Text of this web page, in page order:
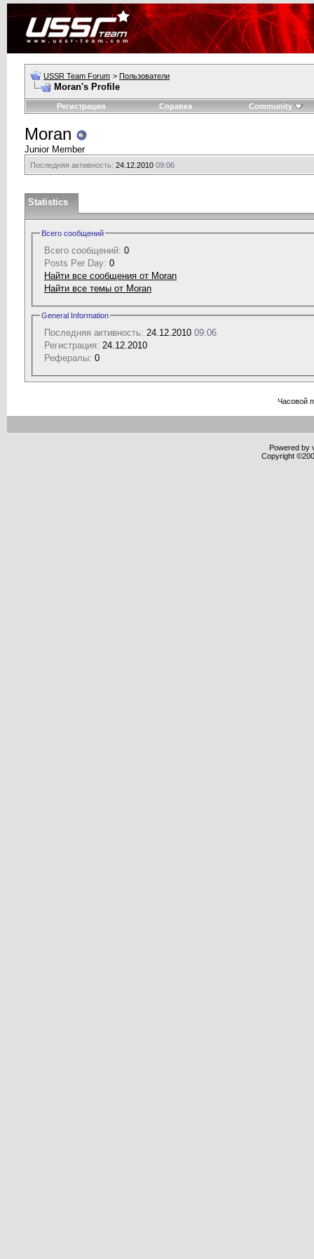
USSR Team Forum > Пользователи
Moran's Profile
Регистрация Справка Community
Moran
Junior Member
Последняя активность: 24.12.2010 09:06
Statistics
Всего сообщений
Всего сообщений: 0
Posts Per Day: 0
Найти все сообщения от Moran
Найти все темы от Moran
General Information
Последняя активность: 24.12.2010 09:06
Регистрация: 24.12.2010
Рефералы: 0
Часовой
Powered by
Copyright